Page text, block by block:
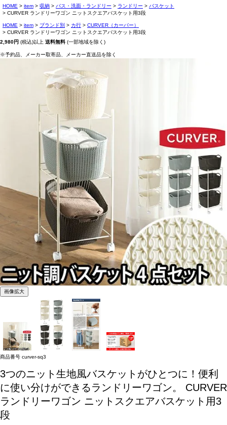
HOME item 収納 バス・洗面・ランドリー ランドリー
バスケット
CURVER ランドリーワゴン ニットスクエアバスケット用3段
HOME item ブランド別 カ行
CURVER（カーバー）
CURVER ランドリーワゴン ニットスクエアバスケット用3段
2,980円 (税込)以上 送料無料 (一部地域を除く)
※予約品、メーカー取寄品、メーカー直送品を除く
画像拡大
商品番号 curver-sq3
3つのニット生地風バスケットがひとつに！便利
に使い分けができるランドリーワゴン。
CURVER
ランドリーワゴン ニットスクエアバスケット用3
段